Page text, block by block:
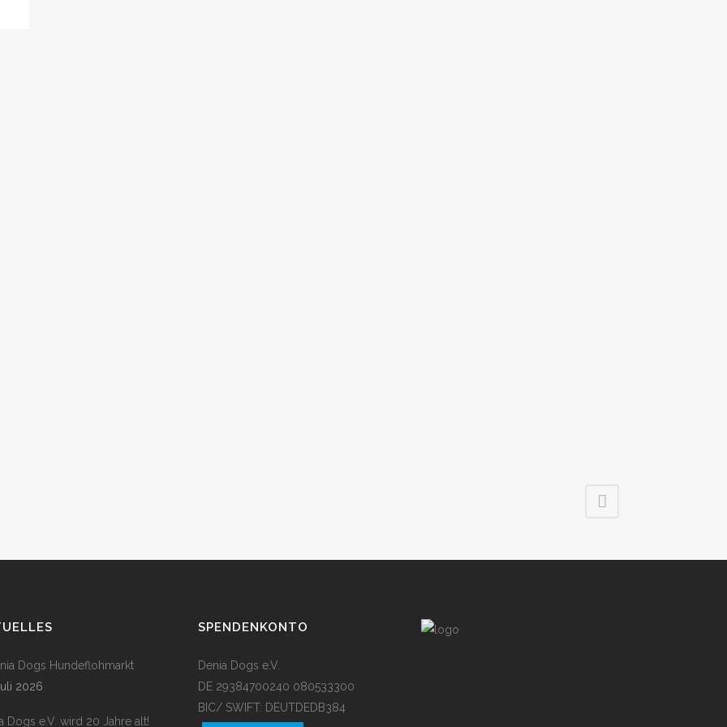
Dogs Hundeflohmarkt
2026
Dogs e.V. wird 20 Jahre alt!
SPENDENKONTO
Denia Dogs e.V.
DE 29384700240 080533300
BIC/ SWIFT: DEUTDEDB384